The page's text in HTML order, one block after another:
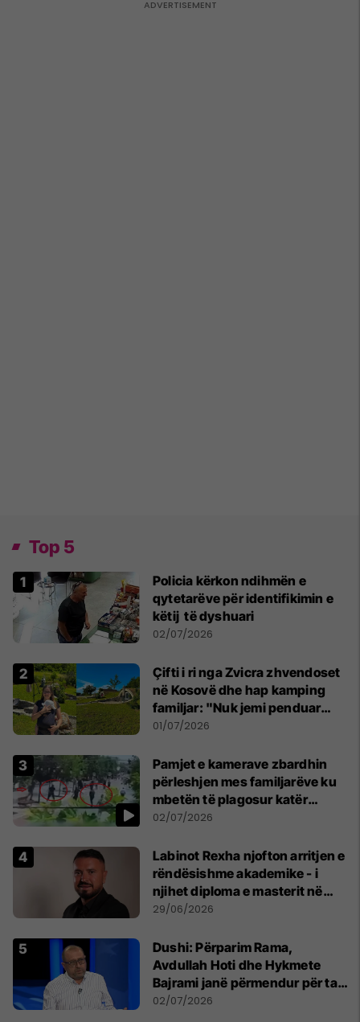
Top 5
Policia kërkon ndihmën e
qytetarëve për identifikimin e
këtij të dyshuari
02/07/2026
Çifti i ri nga Zvicra zhvendoset
në Kosovë dhe hap kamping
familjar: "Nuk jemi penduar
asnjë ditë"
01/07/2026
Pamjet e kamerave zbardhin
përleshjen mes familjarëve ku
mbetën të plagosur katër
persona
02/07/2026
Labinot Rexha njofton arritjen e
rëndësishme akademike - i
njihet diploma e masterit në
Psikologji në Zvicër
29/06/2026
Dushi: Përparim Rama,
Avdullah Hoti dhe Hykmete
Bajrami janë përmendur për ta
udhëhequr LDK-në
02/07/2026